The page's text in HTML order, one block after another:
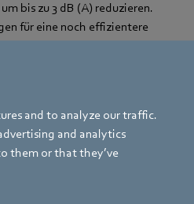
and to analyze our traffic.
and analytics
them or that they’ve
bis zu 3 dB (A) reduzieren.
für eine noch effizientere
von bis zu 2 MW mit
wie beispielsweise
durch lange Leitungen
so enorme